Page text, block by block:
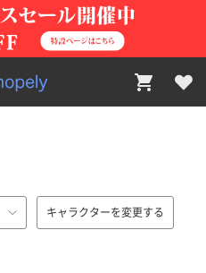
キャラクターを変更する